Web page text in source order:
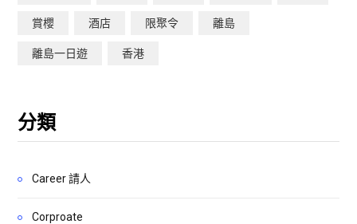
賞櫻 酒店 限聚令 離島
離島一日遊 香港
分類
Career 請人
Corproate